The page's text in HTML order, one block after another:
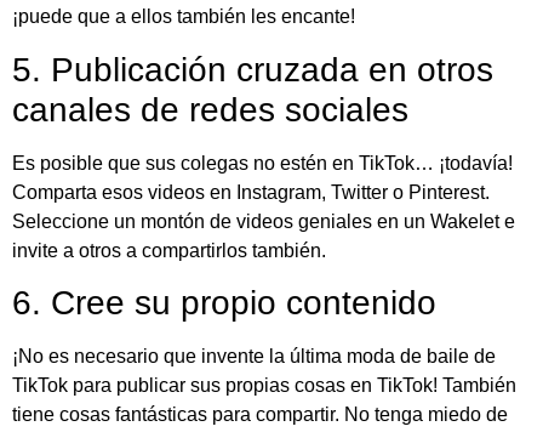
¡puede que a ellos también les encante!
5. Publicación cruzada en otros
canales de redes sociales
Es posible que sus colegas no estén en TikTok… ¡todavía!
Comparta esos videos en Instagram, Twitter o Pinterest.
Seleccione un montón de videos geniales en un Wakelet e
invite a otros a compartirlos también.
6. Cree su propio contenido
¡No es necesario que invente la última moda de baile de
TikTok para publicar sus propias cosas en TikTok! También
tiene cosas fantásticas para compartir. No tenga miedo de